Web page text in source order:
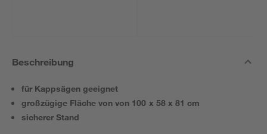
Beschreibung
für Kappsägen geeignet
großzügige Fläche von von 100 x 58 x 81 cm
sicherer Stand